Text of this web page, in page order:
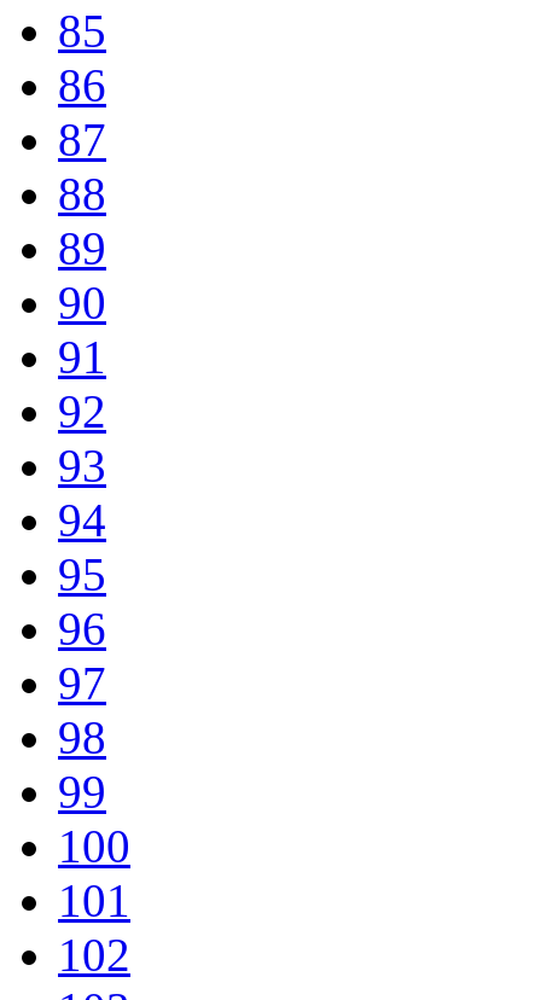
85
86
87
88
89
90
91
92
93
94
95
96
97
98
99
100
101
102